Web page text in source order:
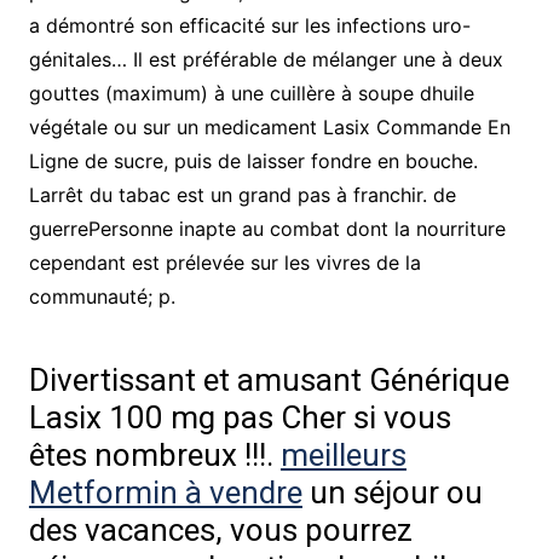
a démontré son efficacité sur les infections uro-
génitales… Il est préférable de mélanger une à deux
gouttes (maximum) à une cuillère à soupe dhuile
végétale ou sur un medicament Lasix Commande En
Ligne de sucre, puis de laisser fondre en bouche.
Larrêt du tabac est un grand pas à franchir. de
guerrePersonne inapte au combat dont la nourriture
cependant est prélevée sur les vivres de la
communauté; p.
Divertissant et amusant Générique
Lasix 100 mg pas Cher si vous
êtes nombreux !!!. meilleurs
Metformin à vendreun séjour ou
des vacances, vous pourrez